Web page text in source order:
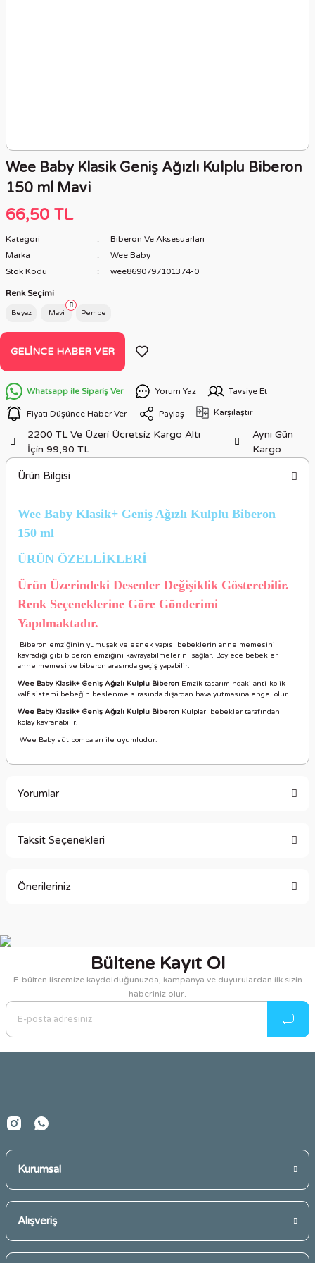
Wee Baby Klasik Geniş Ağızlı Kulplu Biberon
150 ml Mavi
66,50 TL
Kategori
Biberon Ve Aksesuarları
Marka
Wee Baby
Stok Kodu
wee8690797101374-0
Renk Seçimi
Beyaz Mavi Pembe
GELINCE HABER VER
Whatsapp ile Sipariş Ver Yorum Yaz Tavsiye Et
Fiyatı Düşünce Haber Ver Paylaş Karşılaştır
2200 TL Ve Üzeri Ücretsiz Kargo Altı
İçin 99,90 TL
Aynı Gün
Kargo
Ürün Bilgisi
Wee Baby Klasik+ Geniş Ağızlı Kulplu Biberon
150 ml
ÜRÜN ÖZELLİKLERİ
Ürün Üzerindeki Desenler Değişiklik Gösterebilir.
Renk Seçeneklerine Göre Gönderimi
Yapılmaktadır.
Biberon emziğinin yumuşak ve esnek yapısı bebeklerin anne memesini
kavradığı gibi biberon emziğini kavrayabilmelerini sağlar. Böylece bebekler
anne memesi ve biberon arasında geçiş yapabilir.
Wee Baby Klasik+ Geniş Ağızlı Kulplu Biberon Emzik tasarımındaki anti-kolik
valf sistemi bebeğin beslenme sırasında dışardan hava yutmasına engel olur.
Wee Baby Klasik+ Geniş Ağızlı Kulplu Biberon Kulpları bebekler tarafından
kolay kavranabilir.
Wee Baby süt pompaları ile uyumludur.
Yorumlar
Taksit Seçenekleri
Önerileriniz
Görüş ve önerileriniz için teşekkür ederiz.
Ürün resmi kalitesiz, bozuk veya görüntülenemiyor.
Ürün açıklamasında eksik bilgiler bulunuyor.
Ürün bilgilerinde hatalar bulunuyor.
Bültene Kayıt Ol
E-bülten listemize kaydolduğunuzda, kampanya ve duyurulardan ilk sizin
haberiniz olur.
Kurumsal
Alışveriş